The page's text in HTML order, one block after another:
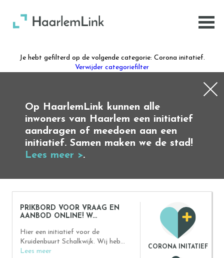
Je hebt gefilterd op de volgende categorie: Corona initatief.
Verwijder categoriefilter
Op HaarlemLink kunnen alle
inwoners van Haarlem een initiatief
aandragen of meedoen aan een
initiatief. Samen maken we de stad!
Lees meer >.
PRIKBORD VOOR VRAAG EN
AANBOD ONLINE! W...
Hier een initiatief voor de
Kruidenbuurt Schalkwijk. Wij heb...
Lees meer
CORONA INITATIEF